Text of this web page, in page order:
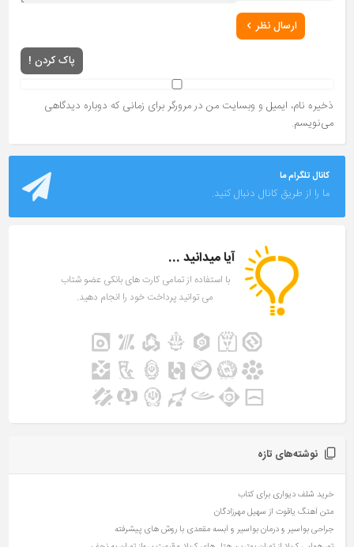
ارسال نظر
پاک کردن !
ذخیره نام، ایمیل و وبسایت من در مرورگر برای زمانی که دوباره دیدگاهی
می‌نویسم.
کانال تلگرام ما
ما را از طریق کانال دنبال کنید.
آیا میدانید ...
با استفاده از تمامی کارت های بانکی عضو شتاب
می توانید پرداخت خود را انجام دهید.
نوشته‌های تازه
خرید شلف دیواری برای کتاب
متن آهنگ یاقوت از سهیل مهرزادگان
جراحی بواسیر و درمان بواسیر و آبسه مقعدی با روش های پیشرفته